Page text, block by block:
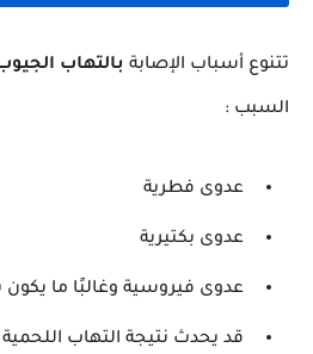
تتنوع أسباب الإصابة بالتهاب
السبب :
عدوى فطرية
عدوى بكتيرية
عدوى فيروسية وغالبًا ما
قد يحدث نتيجة التهاب اللحمية